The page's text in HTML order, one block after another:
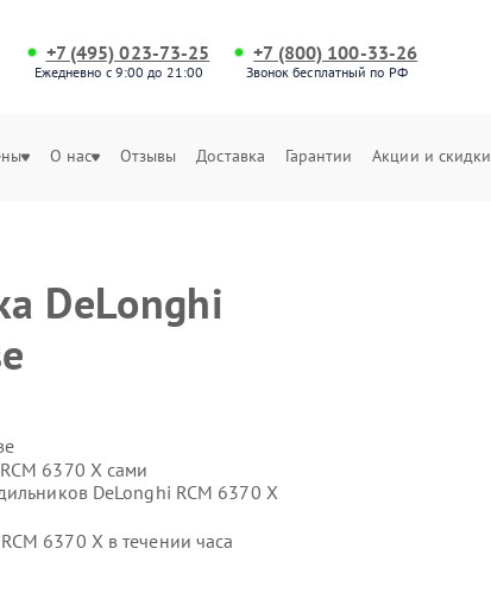
+7 (495) 023-73-25
Ежедневно с 9:00 до 21:00
+7 (800) 100-33-26
Звонок бесплатный по РФ
О нас Отзывы Доставка Гарантии Акции и скидки
DeLonghi
6370 X сами
DeLonghi RCM 6370 X
6370 X в течении часа